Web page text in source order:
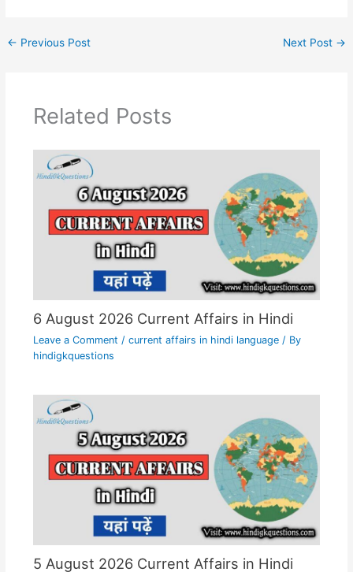
← Previous Post Next Post →
Related Posts
6 August 2026 Current Affairs in Hindi
Leave a Comment / current affairs in hindi language/ By
hindigkquestions
5 August 2026 Current Affairs in Hindi